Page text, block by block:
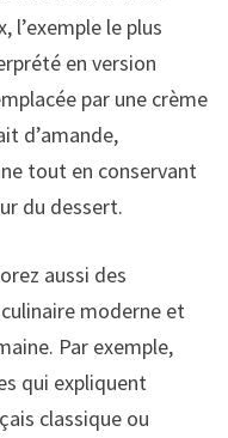
l’exemple le plus
en version
par une crème
d’amande,
tout en conservant
du dessert.
aussi des
moderne et
Par exemple,
qui expliquent
classique ou